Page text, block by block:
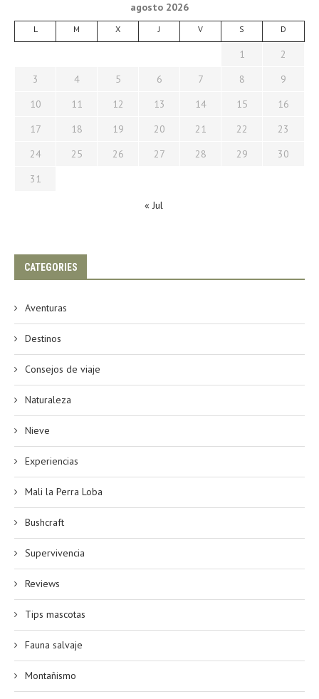
agosto 2026
L M X J V S D
1
2
3
4 5 6 7 8
9
10
11 12 13 14 15
16
17
18 19 20 21 22
23
24
25 26 27 28 29
30
31
« Jul
CATEGORIES
Aventuras
Destinos
Consejos de viaje
Naturaleza
Nieve
Experiencias
Mali la Perra Loba
Bushcraft
Supervivencia
Reviews
Tips mascotas
Fauna salvaje
Montañismo